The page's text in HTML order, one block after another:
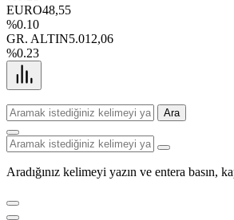
EURO48,55
%0.10
GR. ALTIN5.012,06
%0.23
Ara
Aradığınız kelimeyi yazın ve entera basın,